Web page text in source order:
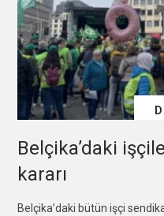
Belçika’daki
kararı
Belçika’daki bütün işçi